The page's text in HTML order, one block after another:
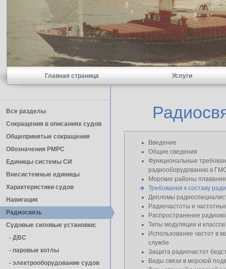
Главная страница Услуги
Все разделы
Сокращения в описаниях судов
Общепринятые сокращения
Обозначения РМРС
Единицы cистемы СИ
Внесистемные единицы
Характеристики судов
Навигация
Радиосвязь
Судовые силовые установки:
- ДВС
- паровые котлы
- электрооборудование судов
Введение
Общие сведения
Функциональные
радиооборудованию в
Морские районы плавания
Требования к составу
Дипломы
Радиочастоты и
Распространение
Типы модуляции и
Использование частот в
службе
Защита радиочастот
Виды связи в морской